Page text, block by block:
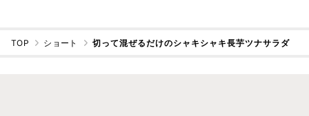
TOP ショート 切って混ぜるだけのシャキシャキ長芋ツナサラダ